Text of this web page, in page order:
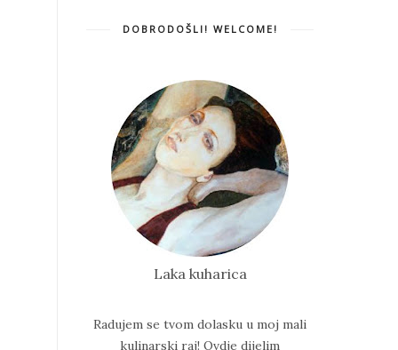
DOBRODOŠLI! WELCOME!
Laka kuharica
Radujem se tvom dolasku u moj mali
kulinarski raj! Ovdje dijelim